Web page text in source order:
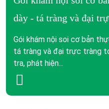
dày - tá tràng và đại
Gói khám nội soi cơ bản
tá tràng và đại trực tràng
tra, phát hiện...